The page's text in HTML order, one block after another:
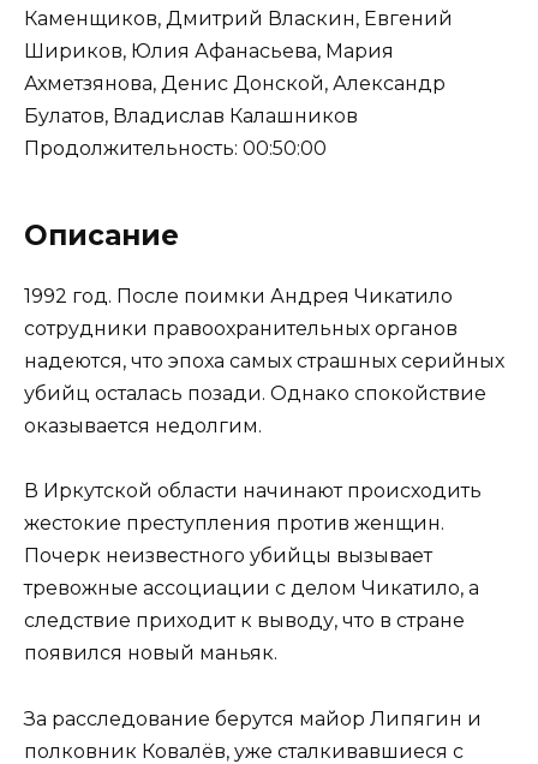
Каменщиков, Дмитрий Власкин, Евгений
Шириков, Юлия Афанасьева, Мария
Ахметзянова, Денис Донской, Александр
Булатов, Владислав Калашников
Продолжительность: 00:50:00
Описание
1992 год. После поимки Андрея Чикатило
сотрудники правоохранительных органов
надеются, что эпоха самых страшных серийных
убийц осталась позади. Однако спокойствие
оказывается недолгим.
В Иркутской области начинают происходить
жестокие преступления против женщин.
Почерк неизвестного убийцы вызывает
тревожные ассоциации с делом Чикатило, а
следствие приходит к выводу, что в стране
появился новый маньяк.
За расследование берутся майор Липягин и
полковник Ковалёв, уже сталкивавшиеся с